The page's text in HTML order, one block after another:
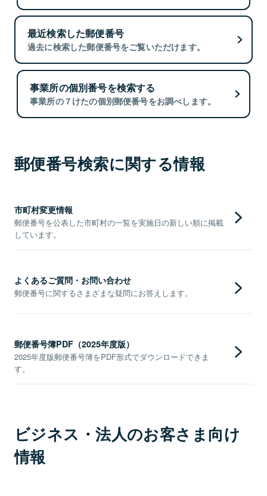
最近検索した郵便番号
過去に検索した郵便番号をご覧いただけます。
事業所の個別番号を検索する
事業所の７けたの個別郵便番号をお調べします。
郵便番号検索に関する情報
市町村変更情報
郵便番号を公表した市町村の一覧を実施日の新しい順に掲載
しています。
よくあるご質問・お問い合わせ
郵便番号に関するさまざまな疑問にお答えします。
郵便番号簿PDF（2025年度版）
2025年度版郵便番号簿をPDF形式でダウンロードできま
す。
ビジネス・法人のお客さま向け
情報